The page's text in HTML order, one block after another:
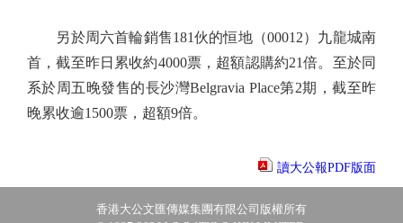
另於周六首輪銷售181伙的恒地（00012）九龍城南
首，截至昨日累收約4000票，超額認購約21倍。至於同
系於周五晚發售的長沙灣Belgravia Place第2期，截至昨
晚累收逾1500票，超額9倍。
讀大公報PDF版面
香港大公文匯傳媒集團有限公司版權所有